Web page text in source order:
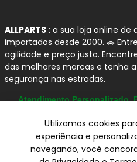
ALLPARTS : a sua loja online de
importados desde 2000. 🚗
agilidade e preço justo.
das melhores marcas e tenha
segurança nas estradas.
Atendimento Personalizado,
Utilizamos cookies
experiência e
navegando, você